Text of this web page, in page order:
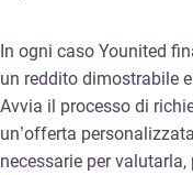
In ogni caso Younited
un reddito dimostrabile
Avvia il processo di
un’offerta
necessarie per